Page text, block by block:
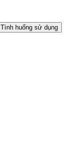
Tình huống sử dụng